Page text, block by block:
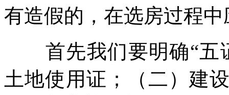
有造假的，在选房过程
首先我们要明确“五
土地使用证；（二）建